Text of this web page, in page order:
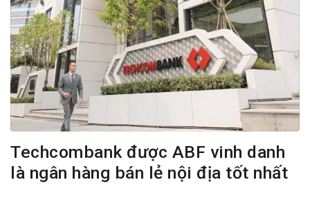
Techcombank được ABF vinh danh
là ngân hàng bán lẻ nội địa tốt nhất